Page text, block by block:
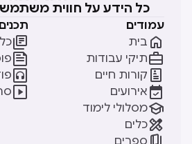
כל הידע על חווית
עמודים
בית 
תיקי עבודות
קורות חיים 
אירועים 
מסלולי לימוד
כלים
תכנים



